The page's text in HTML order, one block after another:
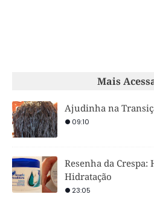
Mais
Ajudinha na
09:10
Resenha da Crespa:
Hidratação
23:05